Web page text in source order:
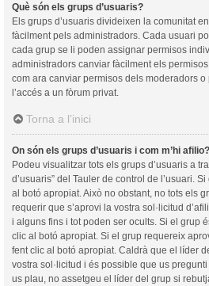
Què són els grups d’usuaris?
Els grups d’usuaris divideixen la comunitat
fàcilment pels administradors. Cada usuari
cada grup se li poden assignar permisos
administradors canviar fàcilment els
com ara canviar permisos dels moderadors o
l’accés a un fòrum privat.
Torna a l’inici
On són els grups d’usuaris i com m’hi afilio?
Podeu visualitzar tots els grups d’usuaris a
d’usuaris” del Tauler de control de l’usuari.
al botó apropiat. Això no obstant, no tots els
requerir que s’aprovi la vostra sol·licitud
i alguns fins i tot poden ser ocults. Si el grup
clic al botó apropiat. Si el grup requereix
fent clic al botó apropiat. Caldrà que el líder
vostra sol·licitud i és possible que us
us plau, no assetgeu el líder del grup si